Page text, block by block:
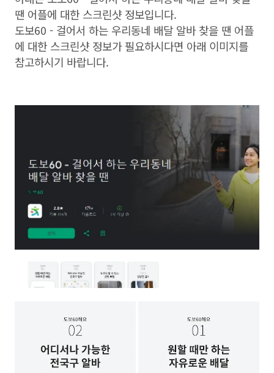
땐 어플에 대한 스크린샷 정보입니다.
도보60 - 걸어서 하는 우리동네 배달 알바 찾을 땐 어플
에 대한 스크린샷 정보가 필요하시다면 아래 이미지를
참고하시기 바랍니다.